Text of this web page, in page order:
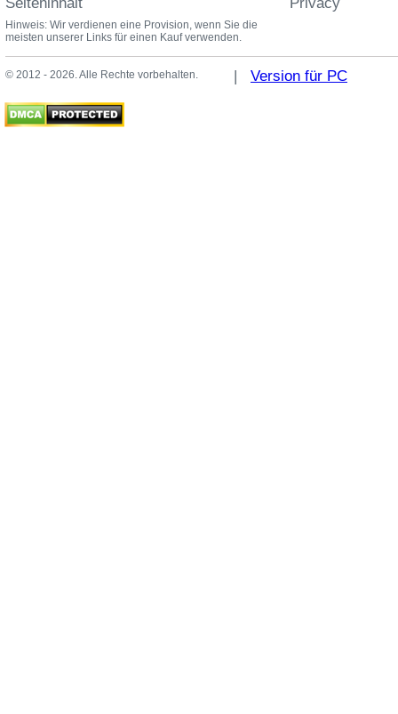
Hinweis: Wir verdienen eine Provision, wenn Sie die
meisten unserer Links für einen Kauf verwenden.
© 2012 - 2026. Alle Rechte vorbehalten. | Version für PC